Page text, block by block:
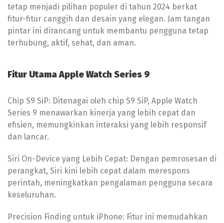
tetap menjadi pilihan populer di tahun 2024 berkat
fitur-fitur canggih dan desain yang elegan. Jam tangan
pintar ini dirancang untuk membantu pengguna tetap
terhubung, aktif, sehat, dan aman.
Fitur Utama Apple Watch Series 9
Chip S9 SiP: Ditenagai oleh chip S9 SiP, Apple Watch
Series 9 menawarkan kinerja yang lebih cepat dan
efisien, memungkinkan interaksi yang lebih responsif
dan lancar.
Siri On-Device yang Lebih Cepat: Dengan pemrosesan di
perangkat, Siri kini lebih cepat dalam merespons
perintah, meningkatkan pengalaman pengguna secara
keseluruhan.
Precision Finding untuk iPhone: Fitur ini memudahkan